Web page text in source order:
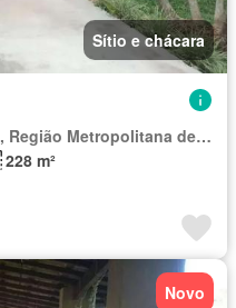
Sítio e chácara
Região Imediata de São Paulo, Região Metropolitana de São Paulo
228 m²
Novo